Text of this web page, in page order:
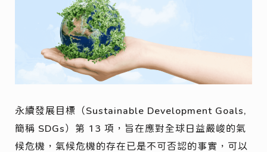
永續發展目標 （Sustainable Development Goals,
簡稱 SDGs） 第 13項，旨在應對全球日益嚴峻的氣
候危機，氣候危機的存在已是不可否認的事實，可以